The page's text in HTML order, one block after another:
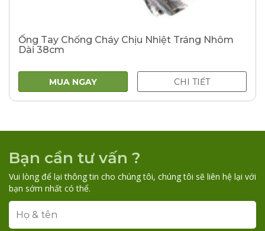
Ống Tay Chống Cháy Chịu Nhiệt Tráng Nhôm
Dài 38cm
MUA NGAY CHI TIẾT
Bạn cần tư vấn ?
Vui lòng để lại thông tin cho chúng tôi, chúng tôi sẽ liên hệ lại với
bạn sớm nhất có thể.